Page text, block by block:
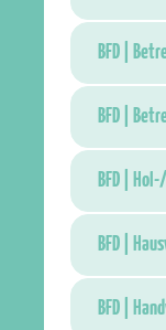
BFD |
BFD |
BFD |
BFD |
BFD |